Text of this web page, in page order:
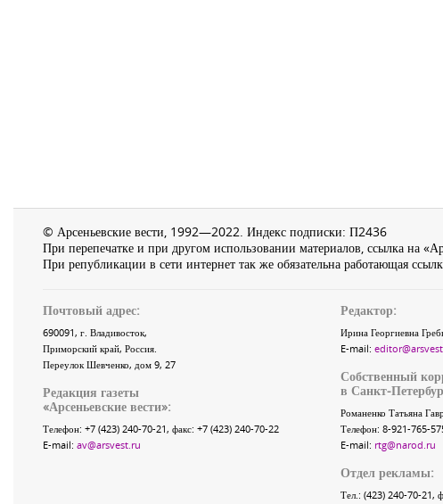
© Арсеньевские вести, 1992—2022. Индекс подписки: П2436
При перепечатке и при другом использовании материалов, ссылка на
При републикации в сети интернет так же обязательна работающая
Почтовый адрес:
690091, г. Владивосток,
Приморский край, Россия.
Переулок Шевченко, дом 9, 27
Редакция газеты
«Арсеньевские вести»:
Телефон: +7 (423) 240-70-21, факс: +7 (423) 240-70-22
E-mail: av@arsvest.ru
Редактор:
Ирина Георгиевна
E-mail:
Собственный
в Санкт-
Романенко Татьяна
Телефон: 8-921-765-
E-mail: rtg@narod.ru
Отдел рекламы:
Тел.: (423) 240-70-21,